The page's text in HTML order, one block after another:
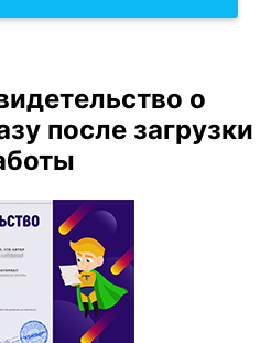
о
после загрузки